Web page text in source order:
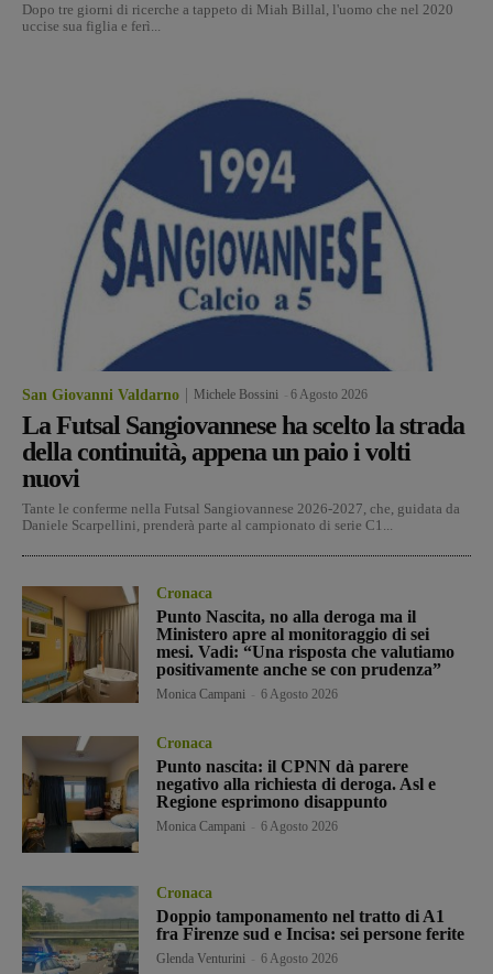
Dopo tre giorni di ricerche a tappeto di Miah Billal, l'uomo che nel 2020
uccise sua figlia e ferì...
San Giovanni Valdarno Michele Bossini 6 Agosto 2026
La Futsal Sangiovannese ha scelto la strada
della continuità, appena un paio i volti
nuovi
Tante le conferme nella Futsal Sangiovannese 2026-2027, che, guidata da
Daniele Scarpellini, prenderà parte al campionato di serie C1...
Cronaca
Punto Nascita, no alla deroga ma il
Ministero apre al monitoraggio di sei
mesi. Vadi: “Una risposta che valutiamo
positivamente anche se con prudenza”
Monica Campani 6 Agosto 2026
Cronaca
Punto nascita: il CPNN dà parere
negativo alla richiesta di deroga. Asl e
Regione esprimono disappunto
Monica Campani 6 Agosto 2026
Cronaca
Doppio tamponamento nel tratto di A1
fra Firenze sud e Incisa: sei persone ferite
Glenda Venturini 6 Agosto 2026